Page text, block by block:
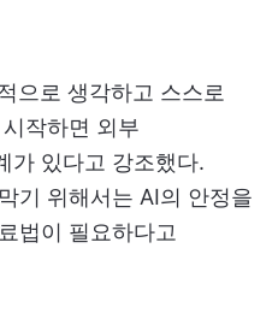
으로 생각하고 스스로
작하면 외부
가 있다고 강조했다.
기 위해서는 AI의 안정을
법이 필요하다고